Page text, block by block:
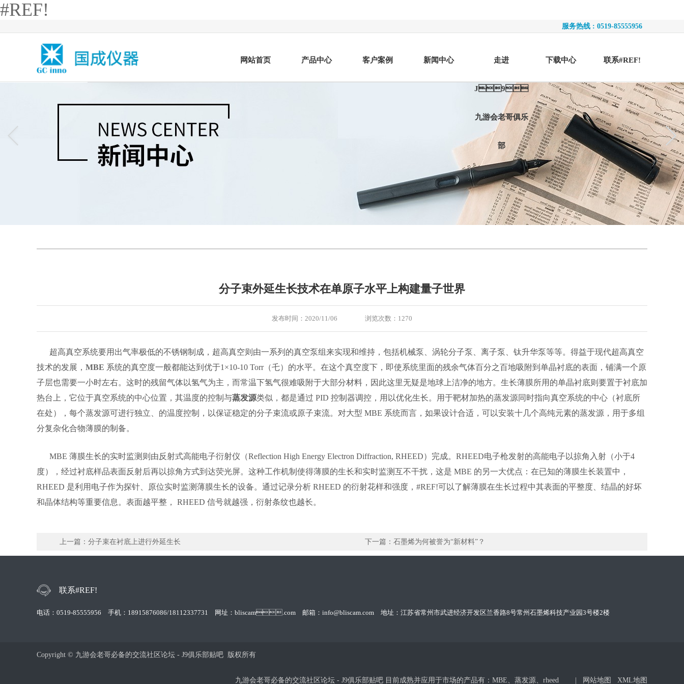
#REF!
服务热线 : 0519-85555956
网站首页 产品中心 客户案例 新闻中心 走进
J9
九游会老哥俱乐
部
下载中心 联系#REF!
​分子束外延生长技术在单原子水平上构建量子世界
发布时间：2020/11/06 浏览次数：1270
超高真空系统要用出气率极低的不锈钢制成，超高真空则由一系列的真空泵组来实现和维持，包括机械泵、涡轮分子泵、离子泵、钛升华泵等等。得益于现代超高真空
技术的发展， MBE 系统的真空度一般都能达到优于1×10-10 Torr（乇）的水平。在这个真空度下，即使系统里面的残余气体百分之百地吸附到单晶衬底的表面，铺满一个原
子层也需要一小时左右。这时的残留气体以氢气为主，而常温下氢气很难吸附于大部分材料，因此这里无疑是地球上洁净的地方。生长薄膜所用的单晶衬底则要置于衬底加
热台上，它位于真空系统的中心位置，其温度的控制与蒸发源类似，都是通过 PID 控制器调控，用以优化生长。用于靶材加热的蒸发源同时指向真空系统的中心（衬底所
在处），每个蒸发源可进行独立、的温度控制，以保证稳定的分子束流或原子束流。对大型 MBE 系统而言，如果设计合适，可以安装十几个高纯元素的蒸发源，用于多组
分复杂化合物薄膜的制备。
MBE 薄膜生长的实时监测则由反射式高能电子衍射仪（Reflection High Energy Electron Diffraction, RHEED）完成。RHEED电子枪发射的高能电子以掠角入射（小于4
度），经过衬底样品表面反射后再以掠角方式到达荧光屏。这种工作机制使得薄膜的生长和实时监测互不干扰，这是 MBE 的另一大优点：在已知的薄膜生长装置中，
RHEED 是利用电子作为探针、原位实时监测薄膜生长的设备。通过记录分析 RHEED 的衍射花样和强度，#REF!可以了解薄膜在生长过程中其表面的平整度、结晶的好坏
和晶体结构等重要信息。表面越平整， RHEED 信号就越强，衍射条纹也越长。
上一篇： 分子束在衬底上进行外延生长 下一篇： 石墨烯为何被誉为“新材料”？
联系#REF!
电话：0519-85555956 手机：18915876086/18112337731 网址：bliscam.com 邮箱：info@bliscam.com 地址：江苏省常州市武进经济开发区兰香路8号常州石墨烯科技产业园3号楼2楼
Copyright © 九游会老哥必备的交流社区论坛 - J9俱乐部贴吧  版权所有
九游会老哥必备的交流社区论坛 - J9俱乐部贴吧 目前成熟并应用于市场的产品有：MBE、蒸发源、rheed 网站地图 XML地图